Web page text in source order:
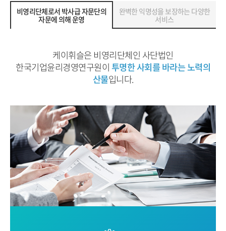
비영리단체로서 박사급 자문단의
자문에 의해 운영
완벽한 익명성을 보장하는 다양한
서비스
케이휘슬은 비영리단체인 사단법인
한국기업윤리경영연구원이투명한 사회를 바라는 노력의
산물입니다.